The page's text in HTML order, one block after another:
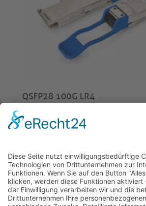
QSFP28 100G LR4
€
© 2026 Tecowin GmbH |Impressum
| Widerrufsrecht|AGB|